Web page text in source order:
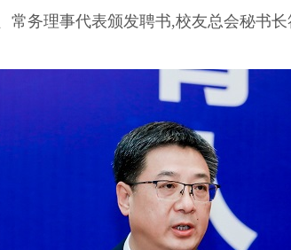
常务理事代表颁发聘书,校友总会秘书